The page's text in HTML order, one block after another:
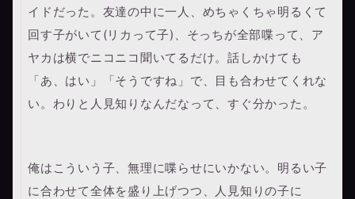
イドだった。友達の中に一人、めちゃくちゃ明るくて
回す子がいて(リカって子)、そっちが全部喋って、ア
ヤカは横でニコニコ聞いてるだけ。話しかけても
「あ、はい」「そうですね」で、目も合わせてくれな
い。わりと人見知りなんだなって、すぐ分かった。
俺はこういう子、無理に喋らせにいかない。明るい子
に合わせて全体を盛り上げつつ、人見知りの子に